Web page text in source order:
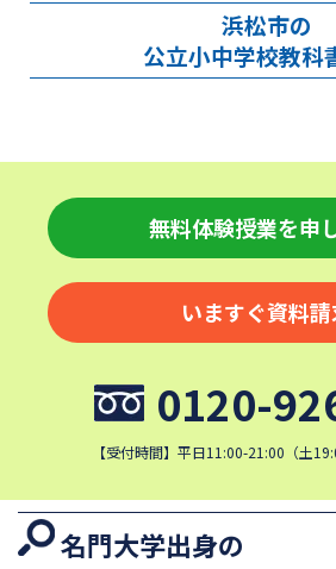
浜松市の
公立小中学校教科
無料体験授業を申
いますぐ資料
0120-
【受付時間】平日11:00-21:00（土
名門大学出身の